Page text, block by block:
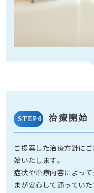
STEP6 治療開始
ご提案した治療方針に
始いたします。
症状や治療内容によっ
まが安心して通ってい